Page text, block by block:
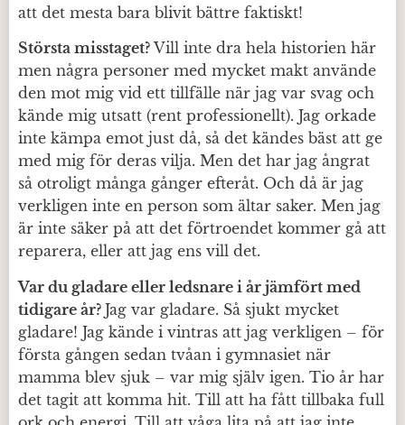
att det mesta bara blivit bättre faktiskt!
Största misstaget?Vill inte dra hela historien här
men några personer med mycket makt använde
den mot mig vid ett tillfälle när jag var svag och
kände mig utsatt (rent professionellt). Jag orkade
inte kämpa emot just då, så det kändes bäst att ge
med mig för deras vilja. Men det har jag ångrat
så otroligt många gånger efteråt. Och då är jag
verkligen inte en person som ältar saker. Men jag
är inte säker på att det förtroendet kommer gå att
reparera, eller att jag ens vill det.
Var du gladare eller ledsnare i år jämfört med
tidigare år? Jag var gladare. Så sjukt mycket
gladare! Jag kände i vintras att jag verkligen – för
första gången sedan tvåan i gymnasiet när
mamma blev sjuk – var mig själv igen. Tio år har
det tagit att komma hit. Till att ha fått tillbaka full